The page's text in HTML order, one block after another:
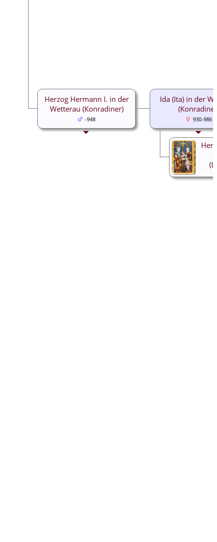
Ida (Ita) in der
930-986
Herzog Hermann I. in der
Wetterau (Konradiner)
-948